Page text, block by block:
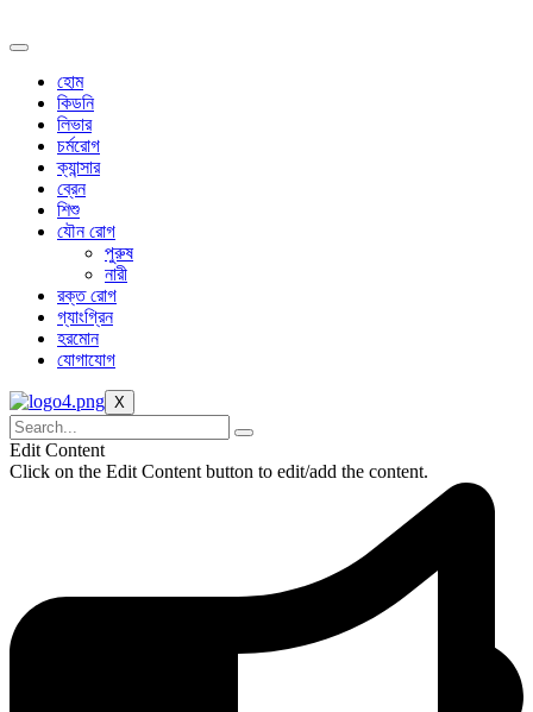
to
হোম
কিডনি
লিভার
চর্মরোগ
ক্যান্সার
ব্রেন
শিশু
যৌন রোগ
পুরুষ
নারী
রক্ত রোগ
গ্যাংগ্রিন
হরমোন
যোগাযোগ
X
Edit Content
Click on the Edit Content button to edit/add the content.